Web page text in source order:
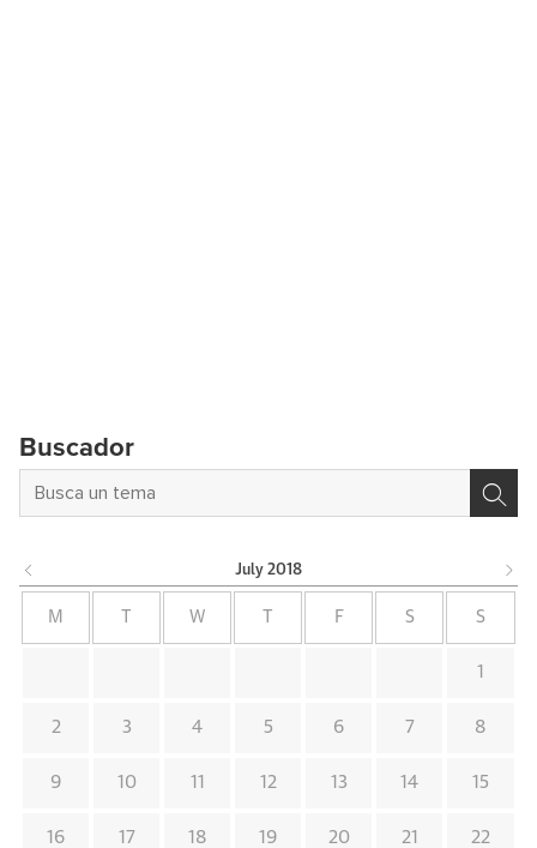
Buscador
July 2018
M W F S S
1
2 3 4 5 6 7 8
9 10 11 12 13 14 15
16 17 18 19 20 21 22